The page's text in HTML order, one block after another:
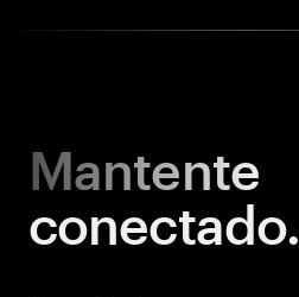
Mantente
conectado.